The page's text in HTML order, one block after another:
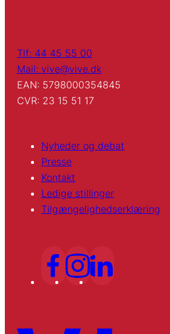
Tlf: 44 45 55 00
Mail: vive@vive.dk
EAN: 5798000354845
CVR: 23 15 51 17
Nyheder og debat
Presse
Kontakt
Ledige stillinger
Tilgængelighedserklæring